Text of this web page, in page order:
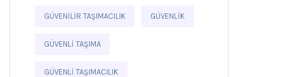
GÜVENILIR TAŞIMACILIK GÜVENLIK
GÜVENLI TAŞIMA
GÜVENLI TAŞIMACILIK